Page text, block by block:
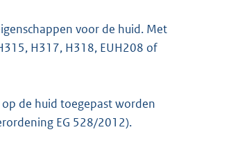
voor de huid. Met
H317, H318, EUH208 of
de huid toegepast worden
EG 528/2012).